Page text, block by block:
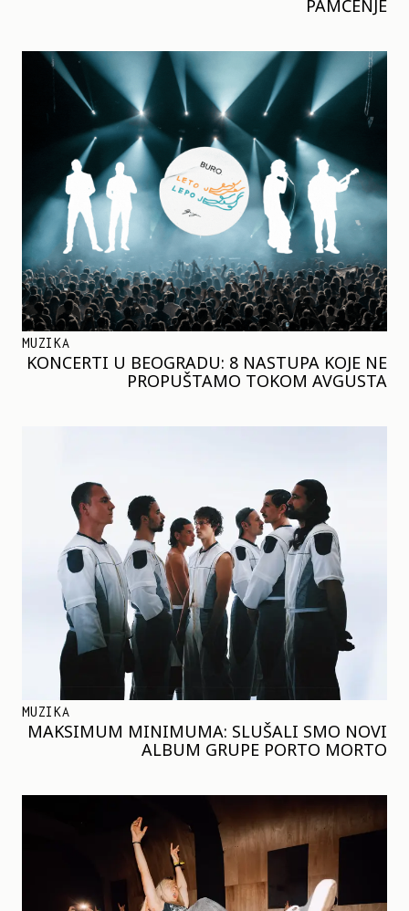
PAMĆENJE
MUZIKA
KONCERTI U BEOGRADU: 8 NASTUPA KOJE NE
PROPUŠTAMO TOKOM AVGUSTA
MUZIKA
MAKSIMUM MINIMUMA: SLUŠALI SMO NOVI
ALBUM GRUPE PORTO MORTO